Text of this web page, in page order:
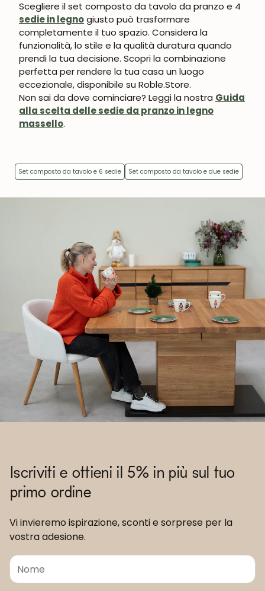
Scegliere il set composto da tavolo da pranzo e 4
sedie in legnogiusto può trasformare
completamente il tuo spazio. Considera la
funzionalità, lo stile e la qualità duratura quando
prendi la tua decisione. Scopri la combinazione
perfetta per rendere la tua casa un luogo
eccezionale, disponibile su Roble.Store.
Non sai da dove cominciare? Leggi la nostra Guida
alla scelta delle sedie da pranzo in legno
massello.
Set composto da tavolo e 6 sedie Set composto da tavolo e due sedie
Iscriviti e ottieni il 5% in più sul tuo
primo ordine
Vi invieremo ispirazione, sconti e sorprese per la
vostra adesione.